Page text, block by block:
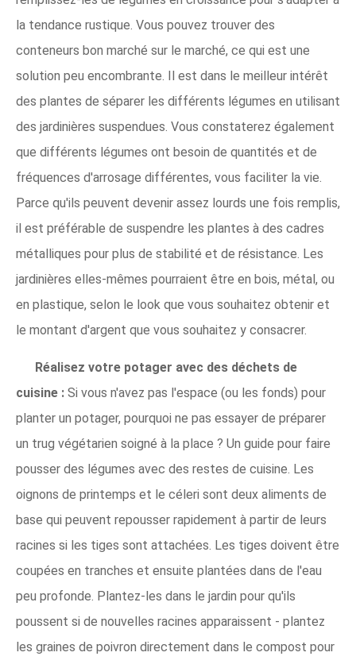
la tendance rustique. Vous pouvez trouver des
conteneurs bon marché sur le marché, ce qui est une
solution peu encombrante. Il est dans le meilleur intérêt
des plantes de séparer les différents légumes en utilisant
des jardinières suspendues. Vous constaterez également
que différents légumes ont besoin de quantités et de
fréquences d'arrosage différentes, vous faciliter la vie.
Parce qu'ils peuvent devenir assez lourds une fois remplis,
il est préférable de suspendre les plantes à des cadres
métalliques pour plus de stabilité et de résistance. Les
jardinières elles-mêmes pourraient être en bois, métal, ou
en plastique, selon le look que vous souhaitez obtenir et
le montant d'argent que vous souhaitez y consacrer.
Réalisez votre potager avec des déchets de
cuisine : Si vous n'avez pas l'espace (ou les fonds) pour
planter un potager, pourquoi ne pas essayer de préparer
un trug végétarien soigné à la place ? Un guide pour faire
pousser des légumes avec des restes de cuisine. Les
oignons de printemps et le céleri sont deux aliments de
base qui peuvent repousser rapidement à partir de leurs
racines si les tiges sont attachées. Les tiges doivent être
coupées en tranches et ensuite plantées dans de l'eau
peu profonde. Plantez-les dans le jardin pour qu'ils
poussent si de nouvelles racines apparaissent - plantez
les graines de poivron directement dans le compost pour